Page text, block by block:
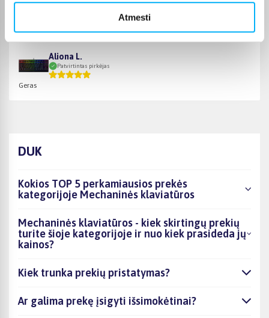
Atmesti
Aliona L.
Patvirtintas pirkėjas
Geras
DUK
Kokios TOP 5 perkamiausios prekės
kategorijoje Mechaninės klaviatūros
Mechaninės klaviatūros - kiek skirtingų prekių
turite šioje kategorijoje ir nuo kiek prasideda jų
kainos?
Kiek trunka prekių pristatymas?
Ar galima prekę įsigyti išsimokėtinai?